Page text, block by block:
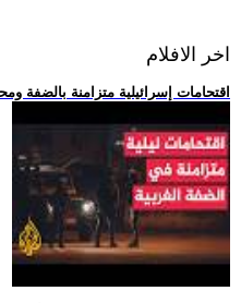
اخر الافلام
.. 5 اقتحامات إسرائيلية متزامنة بالضفة